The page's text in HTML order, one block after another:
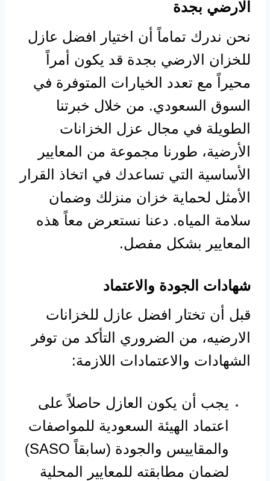
الارضي بجدة
نحن ندرك تماماً أن اختيار افضل عازل
للخزان الارضي بجدة قد يكون أمراً
محيراً مع تعدد الخيارات المتوفرة في
السوق السعودي. من خلال خبرتنا
الطويلة في مجال عزل الخزانات
الأرضية، طورنا مجموعة من المعايير
الأساسية التي تساعدك في اتخاذ القرار
الأمثل لحماية خزان منزلك وضمان
سلامة المياه. دعنا نستعرض معاً هذه
المعايير بشكل مفصل.
شهادات الجودة والاعتماد
قبل أن تختار افضل عازل للخزانات
الارضيه، من الضروري التأكد من توفر
الشهادات والاعتمادات اللازمة:
يجب أن يكون العازل حاصلاً على
اعتماد الهيئة السعودية للمواصفات
والمقاييس والجودة (سابقاً SASO)
لضمان مطابقته للمعايير المحلية